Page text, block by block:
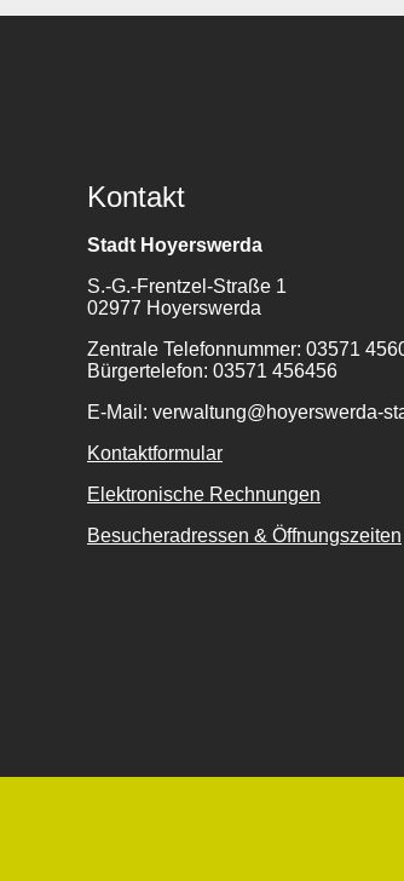
Kontakt
Stadt Hoyerswerda
S.-G.-Frentzel-Straße 1
02977 Hoyerswerda
Zentrale Telefonnummer: 03571
Bürgertelefon: 03571 456456
E-Mail: verwaltung@hoyerswerda-
Kontaktformular
Elektronische Rechnungen
Besucheradressen & Öffnungszeiten